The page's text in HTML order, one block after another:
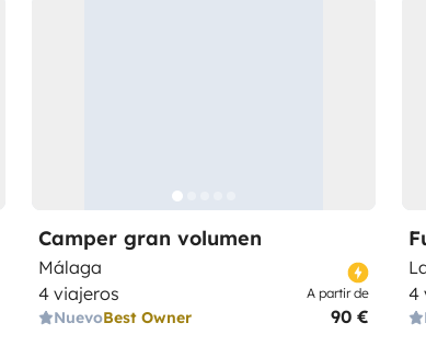
Camper gran volumen
Málaga
4 viajeros
NuevoBest Owner
A partir de
90 €
4